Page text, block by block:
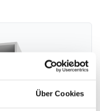
Über Cookies